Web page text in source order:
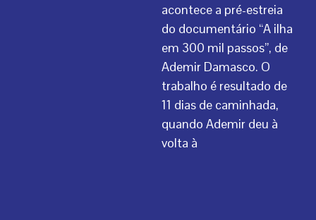
acontece a pré-estreia
do documentário “A ilha
em 300 mil passos”, de
Ademir Damasco. O
trabalho é resultado de
11 dias de caminhada,
quando Ademir deu à
volta à